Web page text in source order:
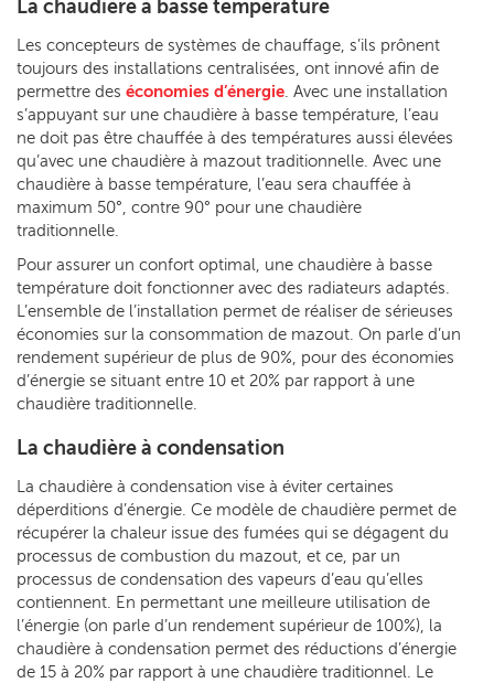
La chaudière à basse température
Les concepteurs de systèmes de chauffage, s’ils prônent
toujours des installations centralisées, ont innové afin de
permettre des économies d’énergie. Avec une installation
s’appuyant sur une chaudière à basse température, l’eau
ne doit pas être chauffée à des températures aussi élevées
qu’avec une chaudière à mazout traditionnelle. Avec une
chaudière à basse température, l’eau sera chauffée à
maximum 50°, contre 90° pour une chaudière
traditionnelle.
Pour assurer un confort optimal, une chaudière à basse
température doit fonctionner avec des radiateurs adaptés.
L’ensemble de l’installation permet de réaliser de sérieuses
économies sur la consommation de mazout. On parle d’un
rendement supérieur de plus de 90%, pour des économies
d’énergie se situant entre 10 et 20% par rapport à une
chaudière traditionnelle.
La chaudière à condensation
La chaudière à condensation vise à éviter certaines
déperditions d’énergie. Ce modèle de chaudière permet de
récupérer la chaleur issue des fumées qui se dégagent du
processus de combustion du mazout, et ce, par un
processus de condensation des vapeurs d’eau qu’elles
contiennent. En permettant une meilleure utilisation de
l’énergie (on parle d’un rendement supérieur de 100%), la
chaudière à condensation permet des réductions d’énergie
de 15 à 20% par rapport à une chaudière traditionnel. Le